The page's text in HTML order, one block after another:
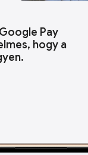
Pay
hogy a